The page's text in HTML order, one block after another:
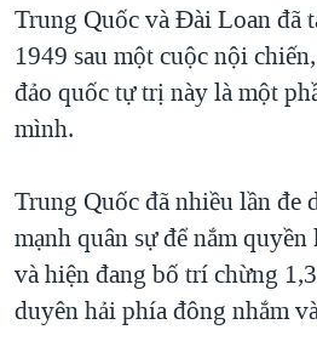
Trung Quốc và Đài Loan đã
1949 sau một cuộc nội
đảo quốc tự trị này là một
mình.
Trung Quốc đã nhiều lần đe
mạnh quân sự để nắm
và hiện đang bố trí chừng
duyên hải phía đông nhắm